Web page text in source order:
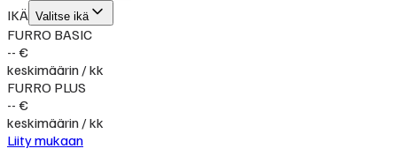
IKÄ Valitse ikä
FURRO BASIC
-- €
keskimäärin / kk
FURRO PLUS
-- €
keskimäärin / kk
Liity mukaan